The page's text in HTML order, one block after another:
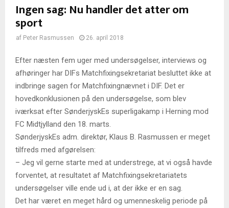
Ingen sag: Nu handler det atter om
sport
af Peter Rasmussen 26. april 2018
Efter næsten fem uger med undersøgelser, interviews og
afhøringer har DIFs Matchfixingsekretariat besluttet ikke at
indbringe sagen for Matchfixingnævnet i DIF. Det er
hovedkonklusionen på den undersøgelse, som blev
iværksat efter SønderjyskEs superligakamp i Herning mod
FC Midtjylland den 18. marts.
SønderjyskEs adm. direktør, Klaus B. Rasmussen er meget
tilfreds med afgørelsen:
– Jeg vil gerne starte med at understrege, at vi også havde
forventet, at resultatet af Matchfixingsekretariatets
undersøgelser ville ende ud i, at der ikke er en sag.
Det har været en meget hård og umenneskelig periode på